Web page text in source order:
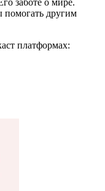
заботе о мире.
другим
платформах: